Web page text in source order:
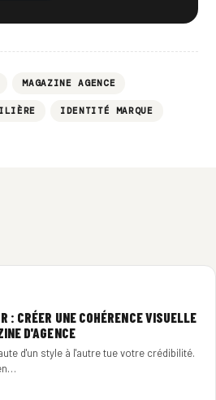
MAGAZINE AGENCE
IDENTITÉ MARQUE
: CRÉER UNE COHÉRENCE VISUELLE
D'AGENCE
d'un style à l'autre tue votre crédibilité.